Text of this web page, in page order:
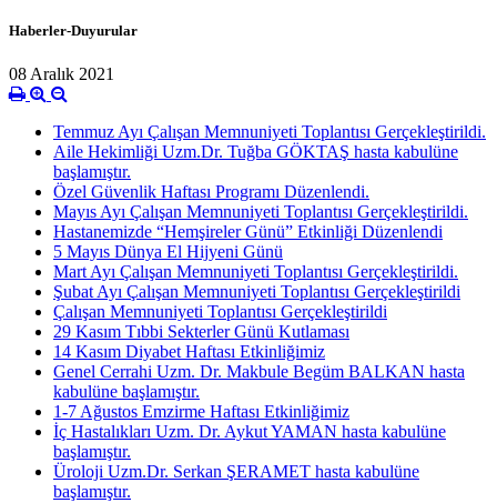
Haberler-Duyurular
08 Aralık 2021
Temmuz Ayı Çalışan Memnuniyeti Toplantısı Gerçekleştirildi.
Aile Hekimliği Uzm.Dr. Tuğba GÖKTAŞ hasta kabulüne
başlamıştır.
Özel Güvenlik Haftası Programı Düzenlendi.
Mayıs Ayı Çalışan Memnuniyeti Toplantısı Gerçekleştirildi.
Hastanemizde “Hemşireler Günü” Etkinliği Düzenlendi
5 Mayıs Dünya El Hijyeni Günü
Mart Ayı Çalışan Memnuniyeti Toplantısı Gerçekleştirildi.
Şubat Ayı Çalışan Memnuniyeti Toplantısı Gerçekleştirildi
Çalışan Memnuniyeti Toplantısı Gerçekleştirildi
29 Kasım Tıbbi Sekterler Günü Kutlaması
14 Kasım Diyabet Haftası Etkinliğimiz
Genel Cerrahi Uzm. Dr. Makbule Begüm BALKAN hasta
kabulüne başlamıştır.
1-7 Ağustos Emzirme Haftası Etkinliğimiz
İç Hastalıkları Uzm. Dr. Aykut YAMAN hasta kabulüne
başlamıştır.
Üroloji Uzm.Dr. Serkan ŞERAMET hasta kabulüne
başlamıştır.